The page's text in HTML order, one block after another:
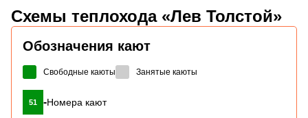
Схемы теплохода «Лев Толстой»
Обозначения кают
Свободные каюты Занятые каюты
51 -Номера кают